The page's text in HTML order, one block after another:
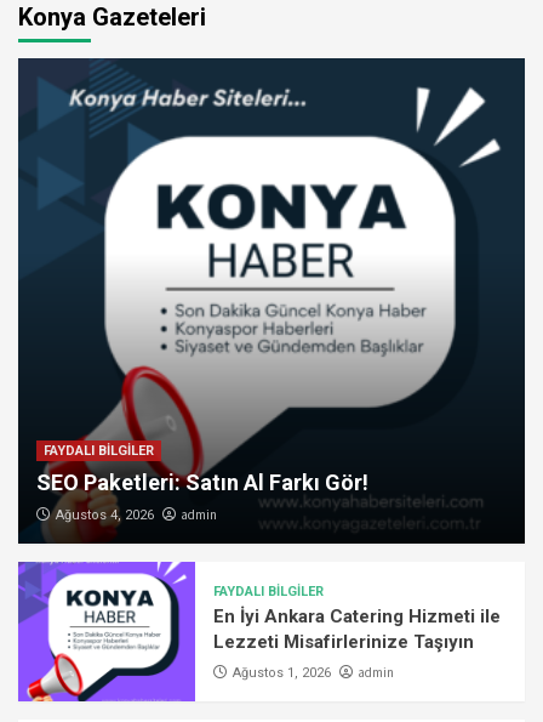
Konya Gazeteleri
FAYDALI BİLGİLER
SEO Paketleri: Satın Al Farkı Gör!
Ağustos 4, 2026 admin
FAYDALI BİLGİLER
En İyi Ankara Catering Hizmeti ile
Lezzeti Misafirlerinize Taşıyın
Ağustos 1, 2026 admin